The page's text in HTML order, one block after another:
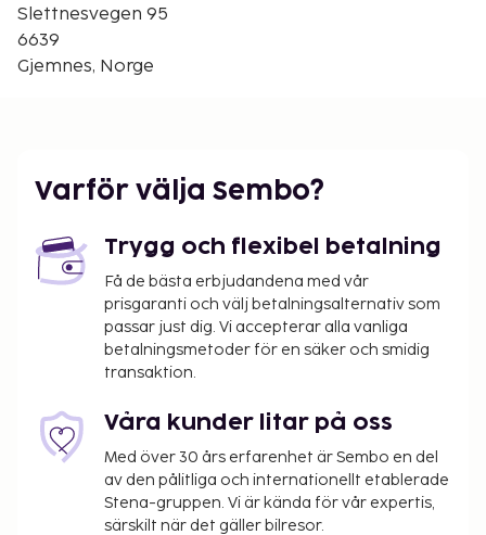
Kristiansund (KSU-Kvernberget) - 44,1 km
Molde (MOL-Aro) - 43 km
Avgiftsfri parkering erbjuds på plats. Här får du
picknickområde.
Du kommer att ombes att betala följande avgifter
på boendet – avgifterna kan inkludera tillämpliga
skatter:
Avgift för städning: 600.0 NOK per boende och
per vistelse
Avgift för lakan: NOK 75 per person, per vistelse
upplyst oss om.
Slettnesvegen 95
6639
Gjemnes, Norge
Varför välja Sembo?
Trygg och flexibel betalning
Få de bästa erbjudandena med vår
prisgaranti och välj betalningsalternativ som
passar just dig. Vi accepterar alla vanliga
betalningsmetoder för en säker och smidig
transaktion.
Våra kunder litar på oss
Med över 30 års erfarenhet är Sembo en del
av den pålitliga och internationellt etablerade
Stena-gruppen. Vi är kända för vår expertis,
särskilt när det gäller bilresor.